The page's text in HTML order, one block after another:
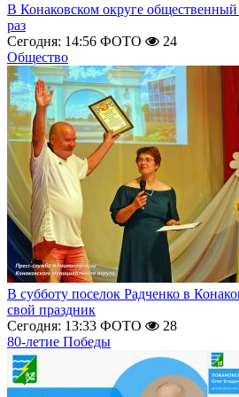
В Конаковском округе общественный
раз
Сегодня: 14:56 ФОТО
24
Общество
В субботу поселок Радченко в
свой праздник
Сегодня: 13:33 ФОТО
28
80-летие Победы